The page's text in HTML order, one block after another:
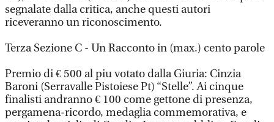
segnalate dalla critica, anche questi autori
riceveranno un riconoscimento.
Terza Sezione C - Un Racconto in (max.) cento parole
Premio di € 500 al piu votato dalla Giuria: Cinzia
Baroni (Serravalle Pistoiese Pt) “Stelle”. Ai cinque
finalisti andranno € 100 come gettone di presenza,
pergamena-ricordo, medaglia commemorativa, e